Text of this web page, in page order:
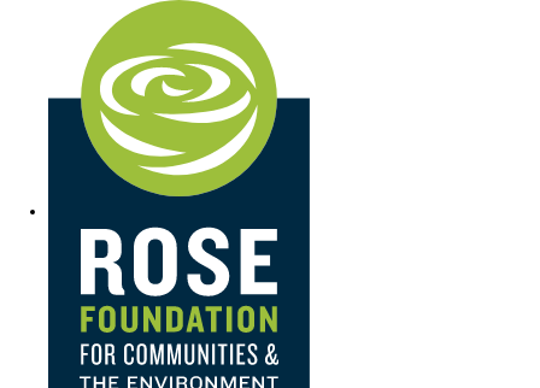
Acceso rápido